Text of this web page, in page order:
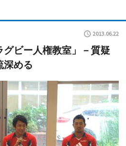
2013.06.22
ビー人権教室」－質疑
深める